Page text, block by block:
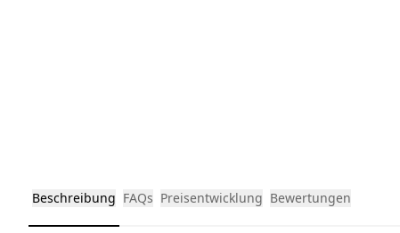
Beschreibung FAQs Preisentwicklung Bewertungen